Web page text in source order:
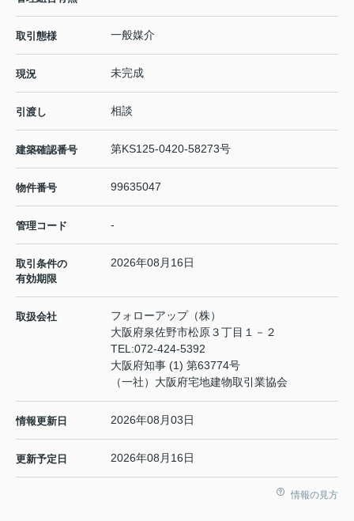
取引態様 一般媒介
現況 未完成
引渡し 相談
建築確認番号 第KS125-0420-58273号
物件番号 99635047
管理コード -
取引条件の
有効期限
2026年08月16日
取扱会社
フォローアップ（株）
大阪府泉佐野市松原３丁目１－２
TEL:072-424-5392
大阪府知事 (1) 第63774号
（一社）大阪府宅地建物取引業協会
情報更新日 2026年08月03日
更新予定日 2026年08月16日
情報の見方